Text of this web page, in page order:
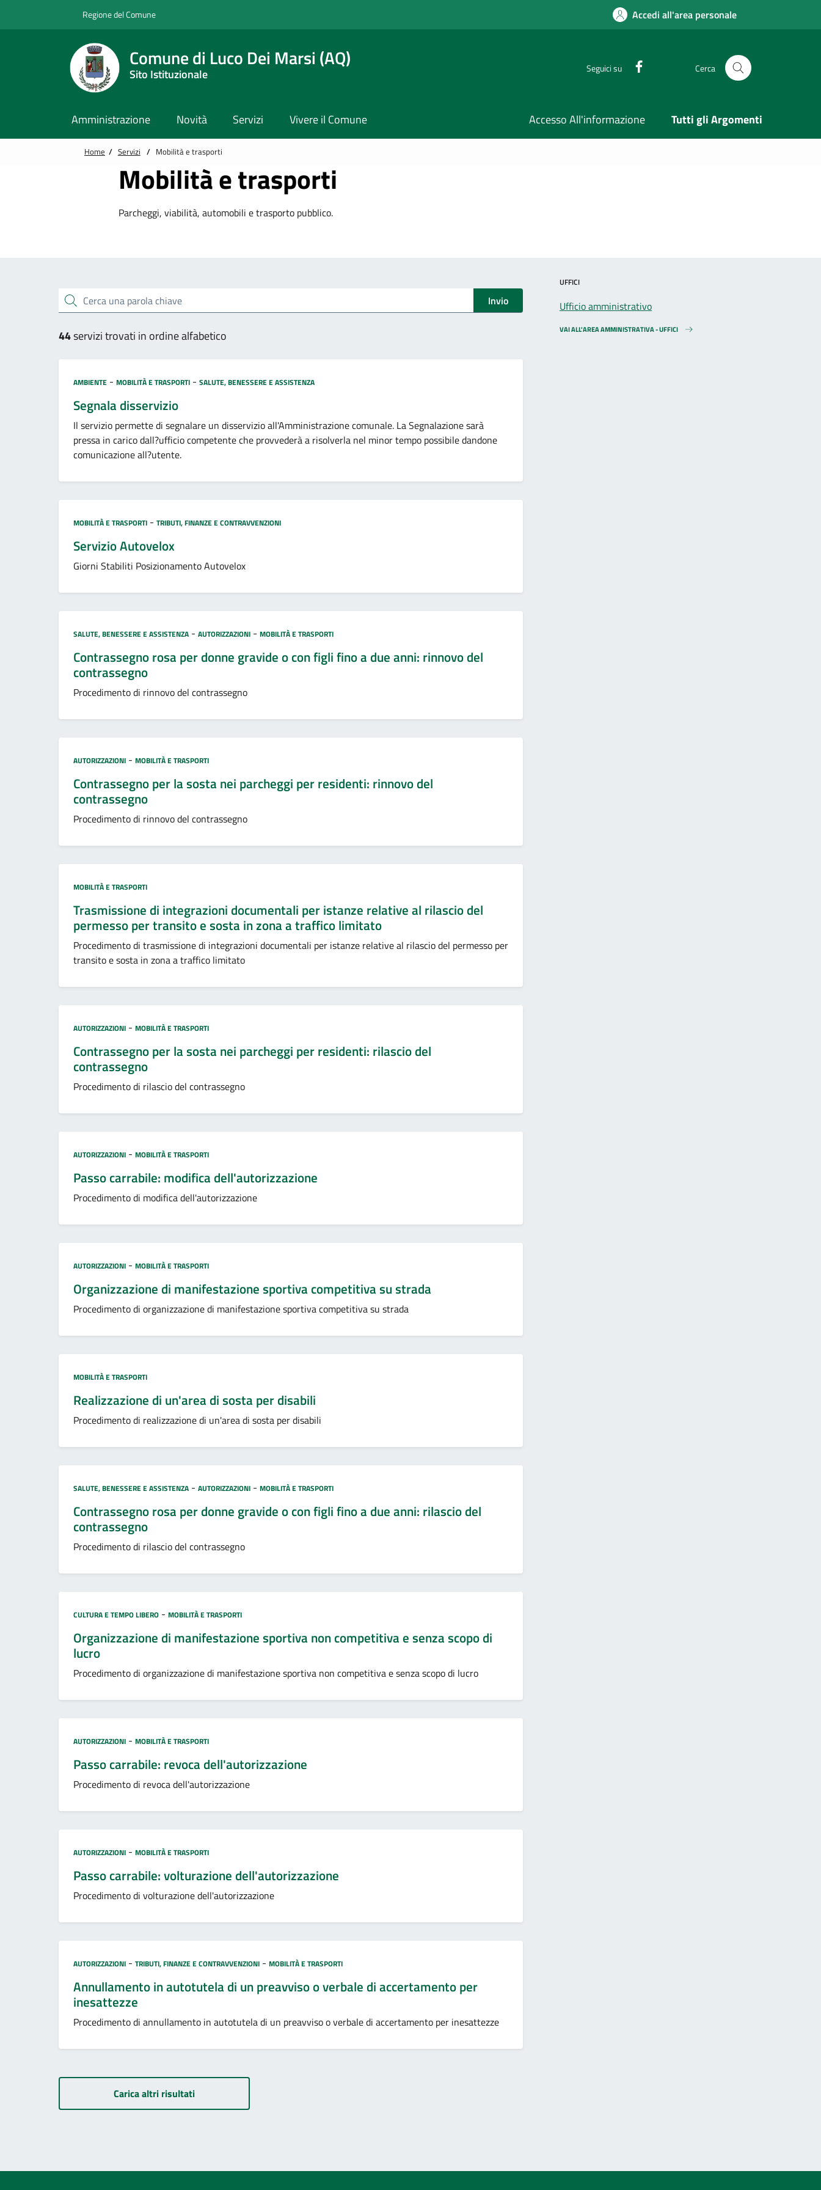
Regione del Comune Accedi all'area personale
Comune di Luco Dei Marsi (AQ)
Sito Istituzionale Seguici su Cerca
Amministrazione Novità Servizi Vivere il Comune Accesso All'informazione Tutti gli Argomenti
Home / Servizi / Mobilità e trasporti
Mobilità e trasporti
Parcheggi, viabilità, automobili e trasporto pubblico.
Cerca una parola chiave Invio
44servizi trovati in ordine alfabetico
Categoria:
AMBIENTE - MOBILITÀ E TRASPORTI - SALUTE, BENESSERE E ASSISTENZA
Segnala disservizio
Il servizio permette di segnalare un disservizio all'Amministrazione comunale. La Segnalazione sarà
pressa in carico dall?ufficio competente che provvederà a risolverla nel minor tempo possibile dandone
comunicazione all?utente.
Categoria:
MOBILITÀ E TRASPORTI - TRIBUTI, FINANZE E CONTRAVVENZIONI
Servizio Autovelox
Giorni Stabiliti Posizionamento Autovelox
Categoria:
SALUTE, BENESSERE E ASSISTENZA - AUTORIZZAZIONI - MOBILITÀ E TRASPORTI
Contrassegno rosa per donne gravide o con figli fino a due anni: rinnovo del
contrassegno
Procedimento di rinnovo del contrassegno
Categoria:
AUTORIZZAZIONI - MOBILITÀ E TRASPORTI
Contrassegno per la sosta nei parcheggi per residenti: rinnovo del
contrassegno
Procedimento di rinnovo del contrassegno
Categoria:
MOBILITÀ E TRASPORTI
Trasmissione di integrazioni documentali per istanze relative al rilascio del
permesso per transito e sosta in zona a traffico limitato
Procedimento di trasmissione di integrazioni documentali per istanze relative al rilascio del permesso per
transito e sosta in zona a traffico limitato
Categoria:
AUTORIZZAZIONI - MOBILITÀ E TRASPORTI
Contrassegno per la sosta nei parcheggi per residenti: rilascio del
contrassegno
Procedimento di rilascio del contrassegno
Categoria:
AUTORIZZAZIONI - MOBILITÀ E TRASPORTI
Passo carrabile: modifica dell'autorizzazione
Procedimento di modifica dell'autorizzazione
Categoria:
AUTORIZZAZIONI - MOBILITÀ E TRASPORTI
Organizzazione di manifestazione sportiva competitiva su strada
Procedimento di organizzazione di manifestazione sportiva competitiva su strada
Categoria:
MOBILITÀ E TRASPORTI
Realizzazione di un'area di sosta per disabili
Procedimento di realizzazione di un'area di sosta per disabili
Categoria:
SALUTE, BENESSERE E ASSISTENZA - AUTORIZZAZIONI - MOBILITÀ E TRASPORTI
Contrassegno rosa per donne gravide o con figli fino a due anni: rilascio del
contrassegno
Procedimento di rilascio del contrassegno
Categoria:
CULTURA E TEMPO LIBERO - MOBILITÀ E TRASPORTI
Organizzazione di manifestazione sportiva non competitiva e senza scopo di
lucro
Procedimento di organizzazione di manifestazione sportiva non competitiva e senza scopo di lucro
Categoria:
AUTORIZZAZIONI - MOBILITÀ E TRASPORTI
Passo carrabile: revoca dell'autorizzazione
Procedimento di revoca dell'autorizzazione
Categoria:
AUTORIZZAZIONI - MOBILITÀ E TRASPORTI
Passo carrabile: volturazione dell'autorizzazione
Procedimento di volturazione dell'autorizzazione
Categoria:
AUTORIZZAZIONI - TRIBUTI, FINANZE E CONTRAVVENZIONI - MOBILITÀ E TRASPORTI
Annullamento in autotutela di un preavviso o verbale di accertamento per
inesattezze
Procedimento di annullamento in autotutela di un preavviso o verbale di accertamento per inesattezze
Carica altri risultati
UFFICI
Ufficio amministrativo
VAI ALL'AREA AMMINISTRATIVA - UFFICI